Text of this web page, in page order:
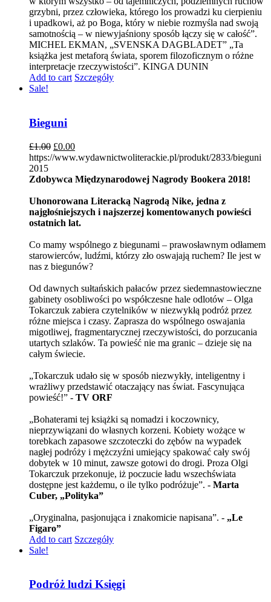
grzybni, przez człowieka, którego los prowadzi ku cierpieniu
i upadkowi, aż po Boga, który w niebie rozmyśla nad swoją
samotnością – w niewyjaśniony sposób łączy się w całość”.
MICHEL EKMAN, „SVENSKA DAGBLADET” „Ta
książka jest metaforą świata, sporem filozoficznym o różne
interpretacje rzeczywistości”. KINGA DUNIN
Add to cart Szczegóły
Sale!
Bieguni
£1.00 £0.00
https://www.wydawnictwoliterackie.pl/produkt/2833/bieguni
2015
Zdobywca Międzynarodowej Nagrody Bookera 2018!
Uhonorowana Literacką Nagrodą Nike, jedna z
najgłośniejszych i najszerzej komentowanych powieści
ostatnich lat.
Co mamy wspólnego z biegunami – prawosławnym odłamem
starowierców, ludźmi, którzy zło oswajają ruchem? Ile jest w
nas z biegunów?
Od dawnych sułtańskich pałaców przez siedemnastowieczne
gabinety osobliwości po współczesne hale odlotów – Olga
Tokarczuk zabiera czytelników w niezwykłą podróż przez
różne miejsca i czasy. Zaprasza do wspólnego oswajania
migotliwej, fragmentarycznej rzeczywistości, do porzucania
utartych szlaków. Ta powieść nie ma granic – dzieje się na
całym świecie.
„Tokarczuk udało się w sposób niezwykły, inteligentny i
wrażliwy przedstawić otaczający nas świat. Fascynująca
powieść!” - TV ORF
„Bohaterami tej książki są nomadzi i koczownicy,
nieprzywiązani do własnych korzeni. Kobiety wożące w
torebkach zapasowe szczoteczki do zębów na wypadek
nagłej podróży i mężczyźni umiejący spakować cały swój
dobytek w 10 minut, zawsze gotowi do drogi. Proza Olgi
Tokarczuk przekonuje, iż poczucie ładu wszechświata
dostępne jest każdemu, o ile tylko podróżuje”. - Marta
Cuber, „Polityka”
„Oryginalna, pasjonująca i znakomicie napisana”. - „Le
Figaro”
Add to cart Szczegóły
Sale!
Podróż ludzi Księgi